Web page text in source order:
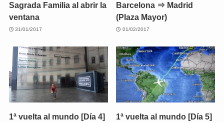
Sagrada Familia al abrir la
ventana
31/01/2017
Barcelona ⇒ Madrid
(Plaza Mayor)
01/02/2017
1ª vuelta al mundo [Día 4]
1ª vuelta al mundo [Día 5]